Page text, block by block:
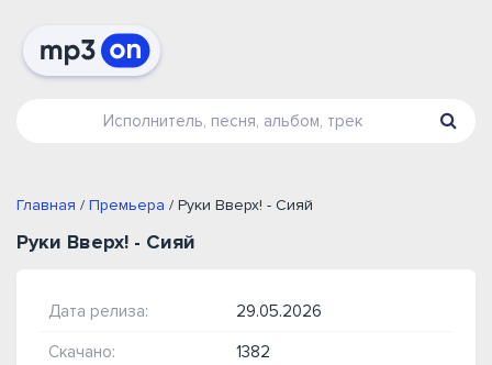
Главная / Премьера / Руки Вверх! - Сияй
Руки Вверх! - Сияй
Дата релиза: 29.05.2026
Скачано: 1382